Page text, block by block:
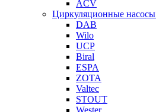
ACV
Циркуляционные насосы
DAB
Wilo
UCP
Biral
ESPA
ZOTA
Valtec
STOUT
Wester